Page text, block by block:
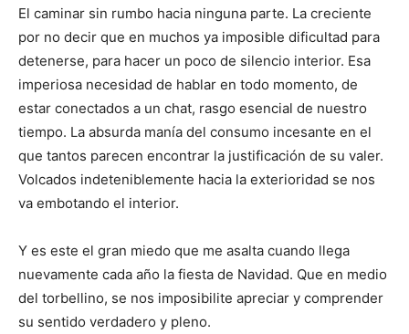
El caminar sin rumbo hacia ninguna parte. La creciente
por no decir que en muchos ya imposible dificultad para
detenerse, para hacer un poco de silencio interior. Esa
imperiosa necesidad de hablar en todo momento, de
estar conectados a un chat, rasgo esencial de nuestro
tiempo. La absurda manía del consumo incesante en el
que tantos parecen encontrar la justificación de su valer.
Volcados indeteniblemente hacia la exterioridad se nos
va embotando el interior.
Y es este el gran miedo que me asalta cuando llega
nuevamente cada año la fiesta de Navidad. Que en medio
del torbellino, se nos im­posibilite apreciar y comprender
su sentido verdadero y pleno.